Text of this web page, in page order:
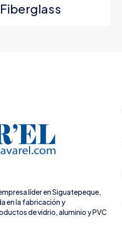
Tu puntuación
Nombre
líder en Siguatepeque,
en la fabricación y
de vidrio, aluminio y PVC